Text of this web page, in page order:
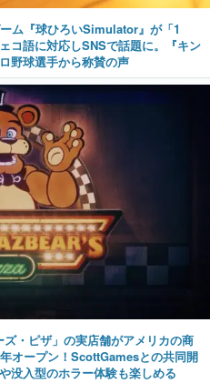
ム『球ひろいSimulator』が「1
コ語に対応しSNSで話題に。『キン
野球選手から称賛の声
ズ・ピザ」の実店舗がアメリカの商
オープン！ScottGamesとの共同開
没入型のホラー体験も楽しめる